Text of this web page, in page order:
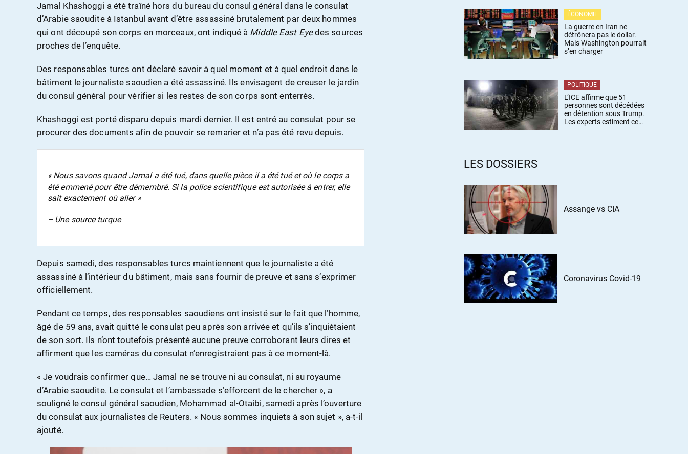
Jamal Khashoggi a été traîné hors du bureau du consul général dans le consulat
d’Arabie saoudite à Istanbul avant d’être assassiné brutalement par deux hommes
qui ont découpé son corps en morceaux, ont indiqué à Middle East Eyedes sources
proches de l’enquête.
Des responsables turcs ont déclaré savoir à quel moment et à quel endroit dans le
bâtiment le journaliste saoudien a été assassiné. Ils envisagent de creuser le jardin
du consul général pour vérifier si les restes de son corps sont enterrés.
Khashoggi est porté disparu depuis mardi dernier. Il est entré au consulat pour se
procurer des documents afin de pouvoir se remarier et n’a pas été revu depuis.
« Nous savons quand Jamal a été tué, dans quelle pièce il a été tué et où le corps a
été emmené pour être démembré. Si la police scientifique est autorisée à entrer, elle
sait exactement où aller »
– Une source turque
Depuis samedi, des responsables turcs maintiennent que le journaliste a été
assassiné à l’intérieur du bâtiment, mais sans fournir de preuve et sans s’exprimer
officiellement.
Pendant ce temps, des responsables saoudiens ont insisté sur le fait que l’homme,
âgé de 59 ans, avait quitté le consulat peu après son arrivée et qu’ils s’inquiétaient
de son sort. Ils n’ont toutefois présenté aucune preuve corroborant leurs dires et
affirment que les caméras du consulat n’enregistraient pas à ce moment-là.
« Je voudrais confirmer que… Jamal ne se trouve ni au consulat, ni au royaume
d’Arabie saoudite. Le consulat et l’ambassade s’efforcent de le chercher », a
souligné le consul général saoudien, Mohammad al-Otaibi, samedi après l’ouverture
du consulat aux journalistes de Reuters. « Nous sommes inquiets à son sujet », a-t-il
ajouté.
ÉCONOMIE
La guerre en Iran ne
détrônera pas le dollar.
Mais Washington pourrait
s’en charger
POLITIQUE
L’ICE affirme que 51
personnes sont décédées
en détention sous Trump.
Les experts estiment ce
LES DOSSIERS
Assange vs CIA
Coronavirus Covid-19